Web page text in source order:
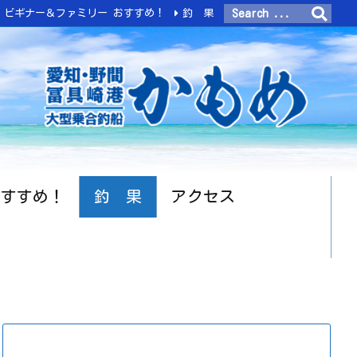
すめ！ 釣 果 アクセス
ビギナー＆ファミリー おすすめ！ 釣 果